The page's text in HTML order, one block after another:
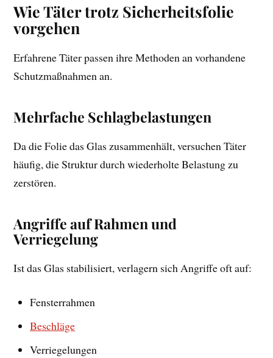
Wie Täter trotz Sicherheitsfolie
vorgehen
Erfahrene Täter passen ihre Methoden an vorhandene
Schutzmaßnahmen an.
Mehrfache Schlagbelastungen
Da die Folie das Glas zusammenhält, versuchen Täter
häufig, die Struktur durch wiederholte Belastung zu
zerstören.
Angriffe auf Rahmen und
Verriegelung
Ist das Glas stabilisiert, verlagern sich Angriffe oft auf:
Fensterrahmen
Beschläge
Verriegelungen